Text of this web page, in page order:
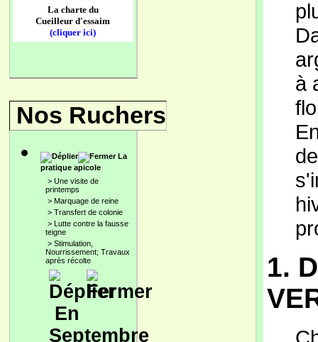
La charte du
Cueilleur d'essaim
(cliquer ici)
Nos Ruchers
La
pratique apicole
> Une visite de
printemps
> Marquage de reine
> Transfert de colonie
> Lutte contre la fausse
teigne
> Stimulation,
Nourrissement; Travaux
après récolte
En
Septembre
à
1.